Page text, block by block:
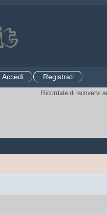
Accedi Registrati
Ricordate di iscrivervi